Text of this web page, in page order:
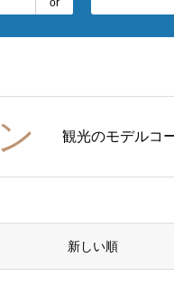
or
観光のモデルコ
新しい順